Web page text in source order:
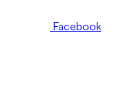
Facebook